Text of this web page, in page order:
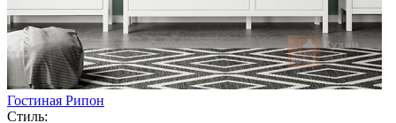
Гостиная Рипон
Стиль: